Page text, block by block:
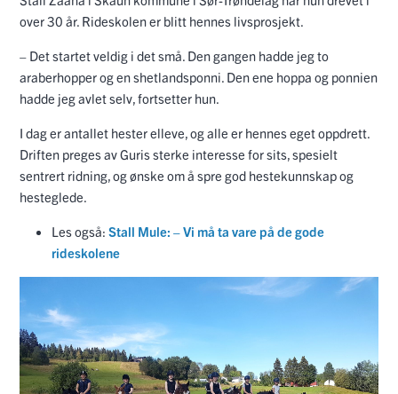
over 30 år. Rideskolen er blitt hennes livsprosjekt.
– Det startet veldig i det små. Den gangen hadde jeg to
araberhopper og en shetlandsponni. Den ene hoppa og ponnien
hadde jeg avlet selv, fortsetter hun.
I dag er antallet hester elleve, og alle er hennes eget oppdrett.
Driften preges av Guris sterke interesse for sits, spesielt
sentrert ridning, og ønske om å spre god hestekunnskap og
hesteglede.
Les også: Stall Mule: – Vi må ta vare på de gode
rideskolene